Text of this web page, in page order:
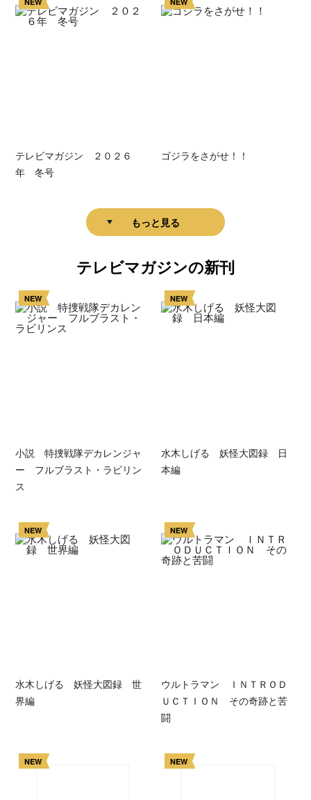
テレビマガジン ２０２６
年 冬号
ゴジラをさがせ！！
もっと見る
テレビマガジンの新刊
NEW
小説 特捜戦隊デカレンジャ
ー フルブラスト・ラビリン
ス
NEW
水木しげる 妖怪大図録 日
本編
NEW
水木しげる 妖怪大図録 世
界編
NEW
ウルトラマン ＩＮＴＲＯＤ
ＵＣＴＩＯＮ その奇跡と苦
闘
NEW NEW